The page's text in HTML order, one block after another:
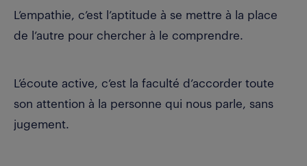
L’empathie, c’est l’aptitude à se mettre à la place
de l’autre pour chercher à le comprendre.
L’écoute active, c’est la faculté d’accorder toute
son attention à la personne qui nous parle, sans
jugement.